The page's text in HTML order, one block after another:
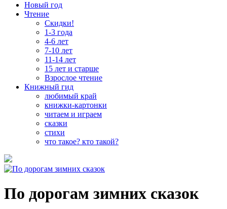
Новый год
Чтение
Скидки!
1-3 года
4-6 лет
7-10 лет
11-14 лет
15 лет и старше
Взрослое чтение
Книжный гид
любимый край
книжки-картонки
читаем и играем
сказки
стихи
что такое? кто такой?
По дорогам зимних сказок